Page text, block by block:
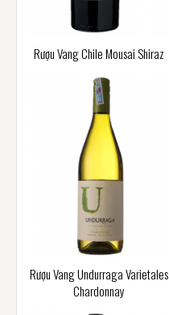
Rượu Vang Chile Mousai Shiraz
Rượu Vang Undurraga Varietales
Chardonnay